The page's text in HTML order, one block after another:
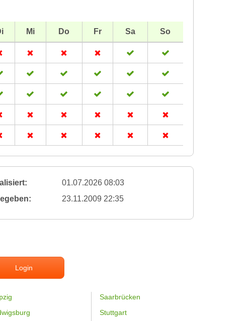
Mi Do Fr Sa So
01.07.2026 08:03
23.11.2009 22:35
Login
Saarbrücken
Stuttgart